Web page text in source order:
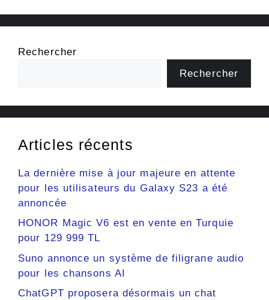
Rechercher
Rechercher
Articles récents
La dernière mise à jour majeure en attente
pour les utilisateurs du Galaxy S23 a été
annoncée
HONOR Magic V6 est en vente en Turquie
pour 129 999 TL
Suno annonce un système de filigrane audio
pour les chansons AI
ChatGPT proposera désormais un chat